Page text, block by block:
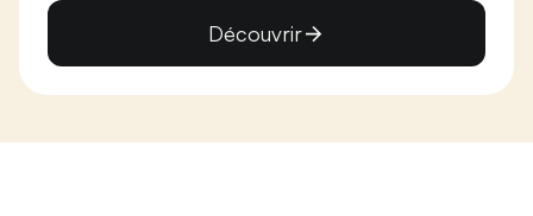
Découvrir